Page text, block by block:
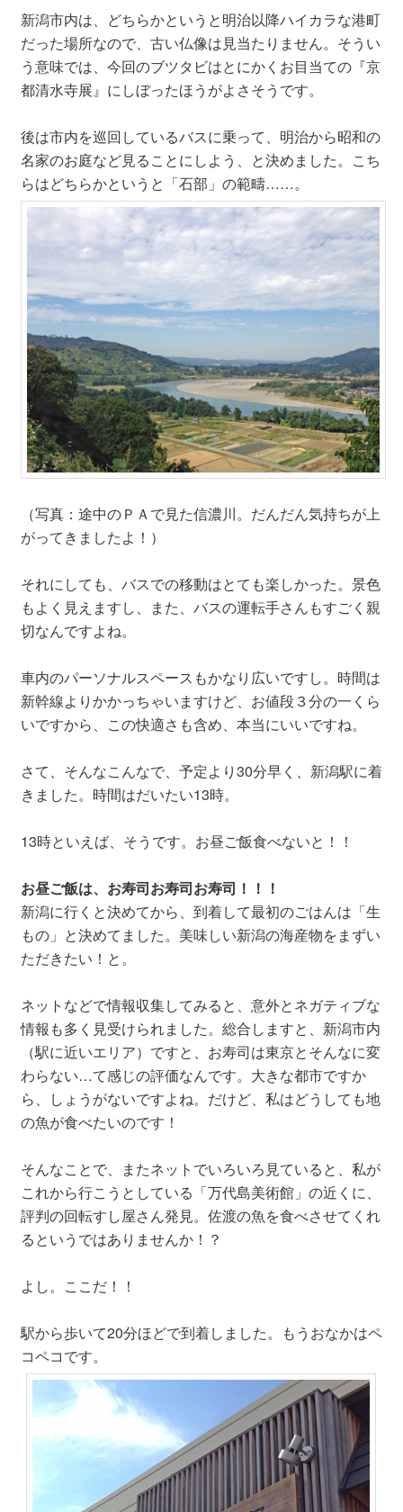
新潟市内は、どちらかというと明治以降ハイカラな港町
だった場所なので、古い仏像は見当たりません。そうい
う意味では、今回のブツタビはとにかくお目当ての『京
都清水寺展』にしぼったほうがよさそうです。
後は市内を巡回しているバスに乗って、明治から昭和の
名家のお庭など見ることにしよう、と決めました。こち
らはどちらかというと「石部」の範疇……。
（写真：途中のＰＡで見た信濃川。だんだん気持ちが上
がってきましたよ！）
それにしても、バスでの移動はとても楽しかった。景色
もよく見えますし、また、バスの運転手さんもすごく親
切なんですよね。
車内のパーソナルスペースもかなり広いですし。時間は
新幹線よりかかっちゃいますけど、お値段３分の一くら
いですから、この快適さも含め、本当にいいですね。
さて、そんなこんなで、予定より30分早く、新潟駅に着
きました。時間はだいたい13時。
13時といえば、そうです。お昼ご飯食べないと！！
お昼ご飯は、お寿司お寿司お寿司！！！
新潟に行くと決めてから、到着して最初のごはんは「生
もの」と決めてました。美味しい新潟の海産物をまずい
ただきたい！と。
ネットなどで情報収集してみると、意外とネガティブな
情報も多く見受けられました。総合しますと、新潟市内
（駅に近いエリア）ですと、お寿司は東京とそんなに変
わらない…て感じの評価なんです。大きな都市ですか
ら、しょうがないですよね。だけど、私はどうしても地
の魚が食べたいのです！
そんなことで、またネットでいろいろ見ていると、私が
これから行こうとしている「万代島美術館」の近くに、
評判の回転すし屋さん発見。佐渡の魚を食べさせてくれ
るというではありませんか！？
よし。ここだ！！
駅から歩いて20分ほどで到着しました。もうおなかはペ
コペコです。